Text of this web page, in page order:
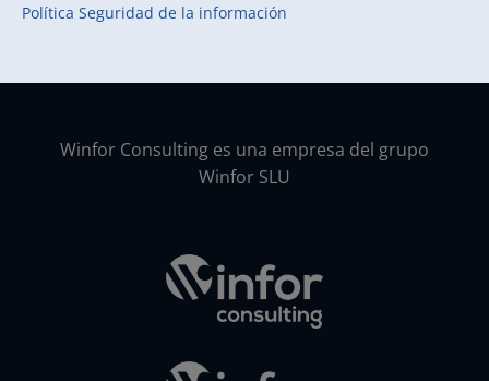
Política Seguridad de la información
Winfor Consulting es una empresa del grupo
Winfor SLU